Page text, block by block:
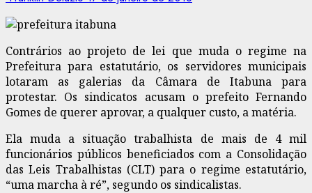
Contrários ao projeto de lei que muda o regime na
Prefeitura para estatutário, os servidores municipais
lotaram as galerias da Câmara de Itabuna para
protestar. Os sindicatos acusam o prefeito Fernando
Gomes de querer aprovar, a qualquer custo, a matéria.
Ela muda a situação trabalhista de mais de 4 mil
funcionários públicos beneficiados com a Consolidação
das Leis Trabalhistas (CLT) para o regime estatutário,
“uma marcha à ré”, segundo os sindicalistas.